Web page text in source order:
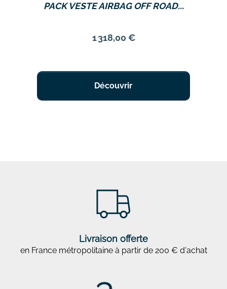
PACK VESTE AIRBAG OFF ROAD...
1 318,00 €
Découvrir
Livraison offerte
en France métropolitaine à partir de 200 € d'achat